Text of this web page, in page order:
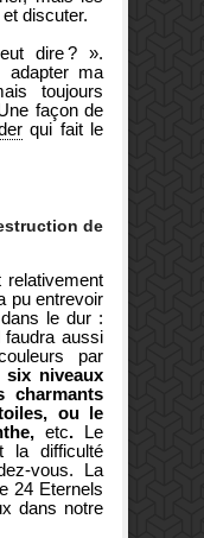
discuter.
dire ? ».
adapter ma
toujours
façon de
qui fait le
de
pu entrevoir
le dur :
aussi
par
six niveaux
charmants
ou le
etc. Le
la difficulté
vous. La
24 Eternels
dans notre